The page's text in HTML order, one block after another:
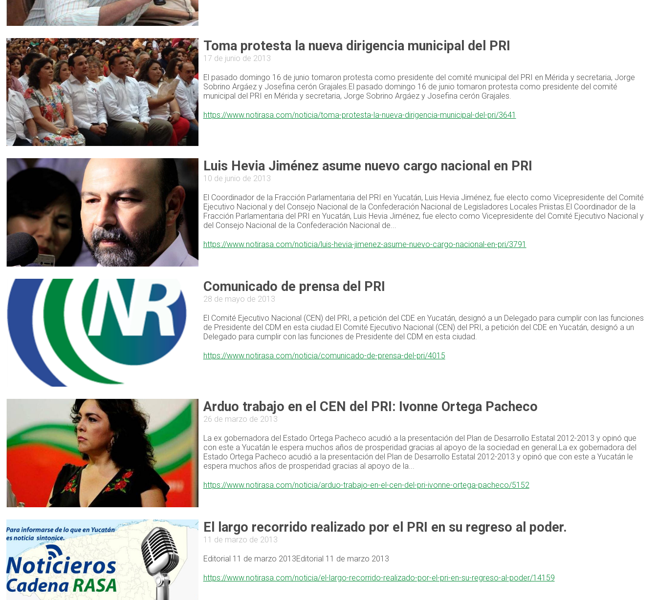
Toma protesta la nueva dirigencia municipal del PRI
17 de junio de 2013
El pasado domingo 16 de junio tomaron protesta como presidente del comité municipal del PRI en Mérida y secretaria, Jorge
Sobrino Argáez y Josefina cerón Grajales.El pasado domingo 16 de junio tomaron protesta como presidente del comité
municipal del PRI en Mérida y secretaria, Jorge Sobrino Argáez y Josefina cerón Grajales.
https://www.notirasa.com/noticia/toma-protesta-la-nueva-dirigencia-municipal-del-pri/3641
Luis Hevia Jiménez asume nuevo cargo nacional en PRI
10 de junio de 2013
El Coordinador de la Fracción Parlamentaria del PRI en Yucatán, Luis Hevia Jiménez, fue electo como Vicepresidente del Comité
Ejecutivo Nacional y del Consejo Nacional de la Confederación Nacional de Legisladores Locales Priistas.El Coordinador de la
Fracción Parlamentaria del PRI en Yucatán, Luis Hevia Jiménez, fue electo como Vicepresidente del Comité Ejecutivo Nacional y
del Consejo Nacional de la Confederación Nacional de...
https://www.notirasa.com/noticia/luis-hevia-jimenez-asume-nuevo-cargo-nacional-en-pri/3791
Comunicado de prensa del PRI
28 de mayo de 2013
El Comité Ejecutivo Nacional (CEN) del PRI, a petición del CDE en Yucatán, designó a un Delegado para cumplir con las funciones
de Presidente del CDM en esta ciudad.El Comité Ejecutivo Nacional (CEN) del PRI, a petición del CDE en Yucatán, designó a un
Delegado para cumplir con las funciones de Presidente del CDM en esta ciudad.
https://www.notirasa.com/noticia/comunicado-de-prensa-del-pri/4015
Arduo trabajo en el CEN del PRI: Ivonne Ortega Pacheco
26 de marzo de 2013
La ex gobernadora del Estado Ortega Pacheco acudió a la presentación del Plan de Desarrollo Estatal 2012-2013 y opinó que
con este a Yucatán le espera muchos años de prosperidad gracias al apoyo de la sociedad en general.La ex gobernadora del
Estado Ortega Pacheco acudió a la presentación del Plan de Desarrollo Estatal 2012-2013 y opinó que con este a Yucatán le
espera muchos años de prosperidad gracias al apoyo de la...
https://www.notirasa.com/noticia/arduo-trabajo-en-el-cen-del-pri-ivonne-ortega-pacheco/5152
El largo recorrido realizado por el PRI en su regreso al poder.
11 de marzo de 2013
Editorial 11 de marzo 2013Editorial 11 de marzo 2013
https://www.notirasa.com/noticia/el-largo-recorrido-realizado-por-el-pri-en-su-regreso-al-poder/14159